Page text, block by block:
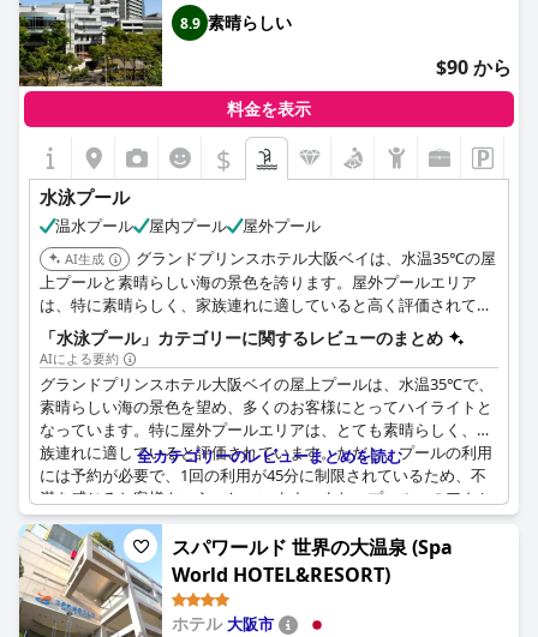
8.9 素晴らしい
$90 から
料金を表示
$
水泳プール
温水プール 屋内プール 屋外プール
AI生成
グランドプリンスホテル大阪ベイは、水温35℃の屋
上プールと素晴らしい海の景色を誇ります。屋外プールエリア
は、特に素晴らしく、家族連れに適していると高く評価されてい
ます。
「水泳プール」カテゴリーに関するレビューのまとめ
AIによる要約
グランドプリンスホテル大阪ベイの屋上プールは、水温35℃で、
素晴らしい海の景色を望め、多くのお客様にとってハイライトと
なっています。特に屋外プールエリアは、とても素晴らしく、家
族連れに適していると評価されています。ただし、プールの利用
には予約が必要で、1回の利用が45分に制限されているため、不
満を感じるお客様もいらっしゃいます。また、プールへのアクセ
スが複雑であるという意見や、ロッカールームの清潔さに関する
コメントもありました。客室、特に18階のような高層階の客室
は、静かで美しい眺めを提供し、プールの利用やアクセスに関す
る賛否両論はあるものの、全体的な体験を向上させています。
全カテゴリーのレビューまとめを読む
スパワールド 世界の大温泉 (Spa
World HOTEL&RESORT)
ホテル大阪市